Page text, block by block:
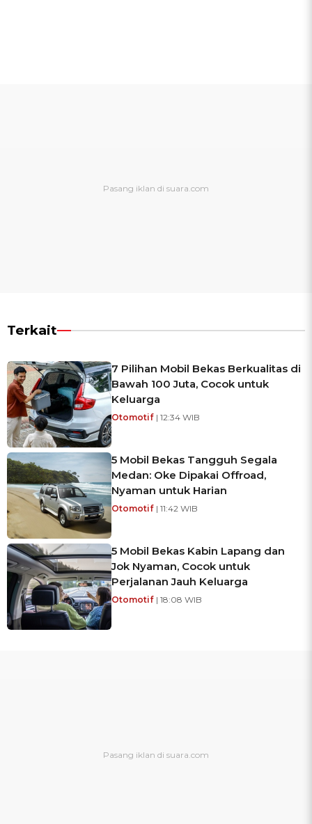
Terkait
7 Pilihan Mobil Bekas Berkualitas di
Bawah 100 Juta, Cocok untuk
Keluarga
Otomotif | 12:34 WIB
5 Mobil Bekas Tangguh Segala
Medan: Oke Dipakai Offroad,
Nyaman untuk Harian
Otomotif | 11:42 WIB
5 Mobil Bekas Kabin Lapang dan
Jok Nyaman, Cocok untuk
Perjalanan Jauh Keluarga
Otomotif | 18:08 WIB